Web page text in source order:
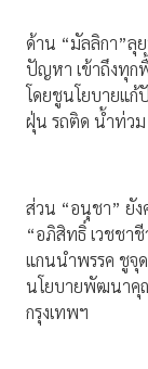
ด้าน “มัลลิกา”ลุ
ปัญหา เข้าถึงทุก
โดยชูนโยบายแก้
ฝุ่น รถติด น้ำท่ว
ส่วน “อนุชา” ยัง
“อภิสิทธิ์ เวชชา
แกนนำพรรค ชูจุ
นโยบายพัฒนาคุ
กรุงเทพฯ